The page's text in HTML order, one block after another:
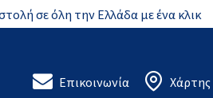
σε όλη την Ελλάδα με ένα κλικ
Επικοινωνία Χάρτης